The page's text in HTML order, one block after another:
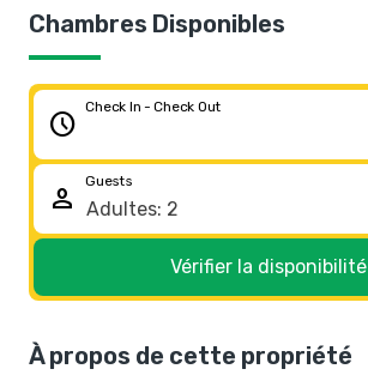
Chambres Disponibles
schedule
Check In - Check Out
person
Guests
Vérifier la disponibilité
À propos de cette propriété